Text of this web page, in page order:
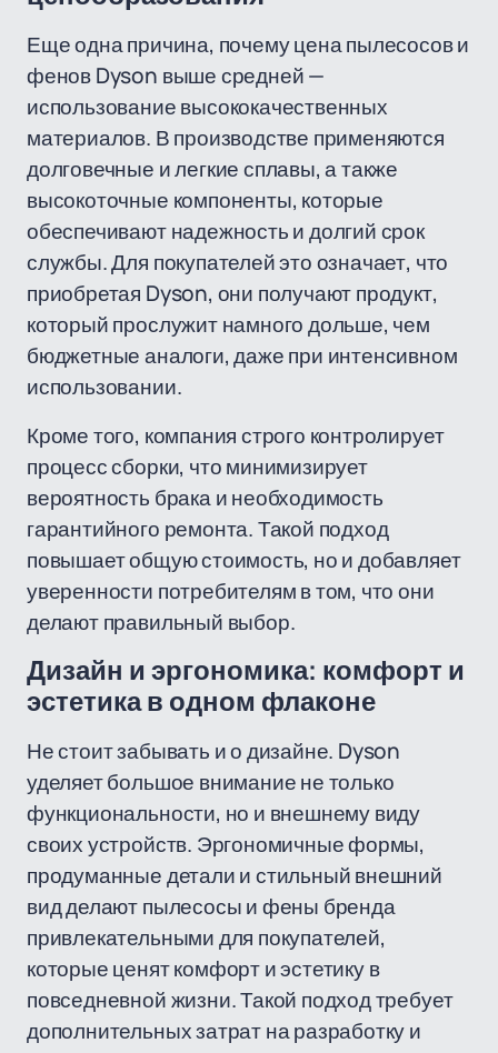
Еще одна причина, почему цена пылесосов и
фенов Dyson выше средней —
использование высококачественных
материалов. В производстве применяются
долговечные и легкие сплавы, а также
высокоточные компоненты, которые
обеспечивают надежность и долгий срок
службы. Для покупателей это означает, что
приобретая Dyson, они получают продукт,
который прослужит намного дольше, чем
бюджетные аналоги, даже при интенсивном
использовании.
Кроме того, компания строго контролирует
процесс сборки, что минимизирует
вероятность брака и необходимость
гарантийного ремонта. Такой подход
повышает общую стоимость, но и добавляет
уверенности потребителям в том, что они
делают правильный выбор.
Дизайн и эргономика: комфорт и
эстетика в одном флаконе
Не стоит забывать и о дизайне. Dyson
уделяет большое внимание не только
функциональности, но и внешнему виду
своих устройств. Эргономичные формы,
продуманные детали и стильный внешний
вид делают пылесосы и фены бренда
привлекательными для покупателей,
которые ценят комфорт и эстетику в
повседневной жизни. Такой подход требует
дополнительных затрат на разработку и